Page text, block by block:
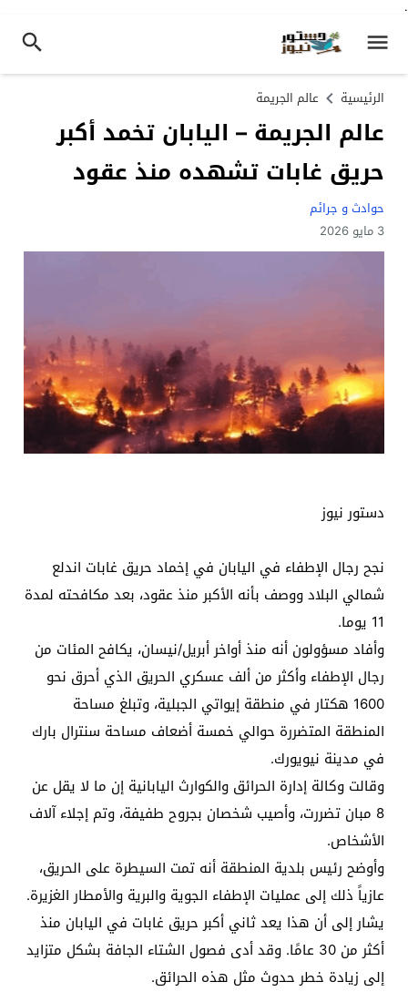
.
الرئيسية عالم الجريمة
عالم الجريمة – اليابان تخمد أكبر
حريق غابات تشهده منذ عقود
حوادث و جرائم
3 مايو 2026
دستور نيوز
نجح رجال الإطفاء في اليابان في إخماد حريق غابات اندلع
شمالي البلاد ووصف بأنه الأكبر منذ عقود، بعد مكافحته لمدة
11 يوما.
وأفاد مسؤولون أنه منذ أواخر أبريل/نيسان، يكافح المئات من
رجال الإطفاء وأكثر من ألف عسكري الحريق الذي أحرق نحو
1600 هكتار في منطقة إيواتي الجبلية، وتبلغ مساحة
المنطقة المتضررة حوالي خمسة أضعاف مساحة سنترال بارك
في مدينة نيويورك.
وقالت وكالة إدارة الحرائق والكوارث اليابانية إن ما لا يقل عن
8 مبان تضررت، وأصيب شخصان بجروح طفيفة، وتم إجلاء آلاف
الأشخاص.
وأوضح رئيس بلدية المنطقة أنه تمت السيطرة على الحريق،
عازياً ذلك إلى عمليات الإطفاء الجوية والبرية والأمطار الغزيرة.
يشار إلى أن هذا يعد ثاني أكبر حريق غابات في اليابان منذ
أكثر من 30 عامًا. وقد أدى فصول الشتاء الجافة بشكل متزايد
إلى زيادة خطر حدوث مثل هذه الحرائق.